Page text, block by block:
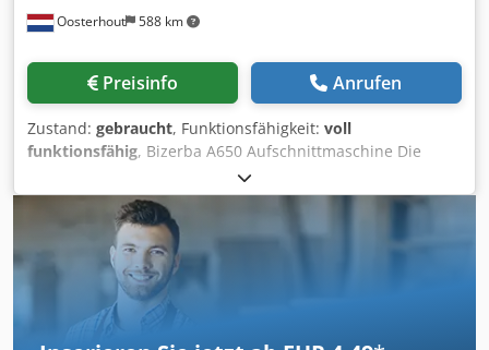
Oosterhout 588 km
Preisinfo Anrufen
Zustand: gebraucht, Funktionsfähigkeit: voll
funktionsfähig, Bizerba A650 Aufschnittmaschine Die
vollautomatische Bizerba Scaleroline A650
Aufschnittmaschine ist eine speziell entwickelte vertikale
Aufschnittmaschine für Fleisch, Geflügel, Fisch, Käse und
Wurstwaren. Diese industrielle Aufschnittmaschine eignet
sich sowohl für frische als auch für gekochte Produkte und
ist somit ideal für mittelgroße und große
Lebensmittelproduktionsunternehmen. Dank des